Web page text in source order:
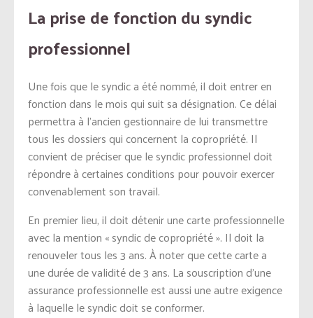
La prise de fonction du syndic
professionnel
Une fois que le syndic a été nommé, il doit entrer en
fonction dans le mois qui suit sa désignation. Ce délai
permettra à l’ancien gestionnaire de lui transmettre
tous les dossiers qui concernent la copropriété. Il
convient de préciser que le syndic professionnel doit
répondre à certaines conditions pour pouvoir exercer
convenablement son travail.
En premier lieu, il doit détenir une carte professionnelle
avec la mention « syndic de copropriété ». Il doit la
renouveler tous les 3 ans. À noter que cette carte a
une durée de validité de 3 ans. La souscription d’une
assurance professionnelle est aussi une autre exigence
à laquelle le syndic doit se conformer.